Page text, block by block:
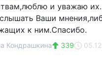
и уважаю
Ваши
к ним.Спасибо.
Кондрашкина 339